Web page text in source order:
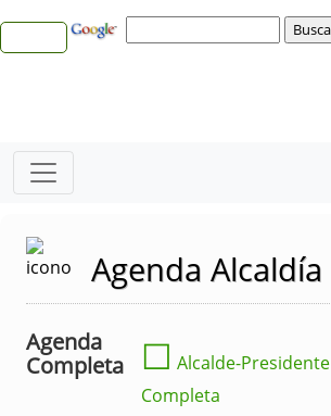
Agenda Alcaldía
Agenda
Completa
☐ Alcalde-Presidente
Completa